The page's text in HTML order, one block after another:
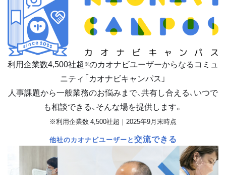
利用企業数4,500社超 ※のカオナビユーザーからなるコミュ
ニティ「カオナビキャンパス」
人事課題から一般業務のお悩みまで、共有し合える、いつで
も相談できる、そんな場を提供します。
※利用企業数 4,500社超｜2025年9月末時点
他社のカオナビユーザーと交流できる